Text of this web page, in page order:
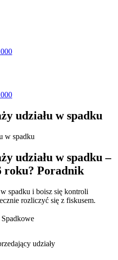
udziału w spadku
udziału w spadku –
roku? Poradnik
spadku i boisz się kontroli
rozliczyć się z fiskusem.
udziały